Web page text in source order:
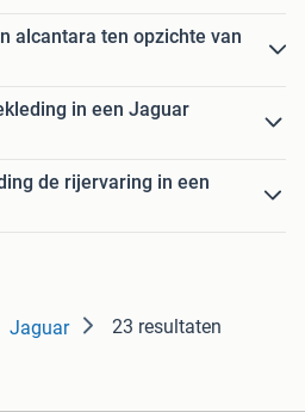
alcantara ten opzichte van
in een Jaguar
de rijervaring in een
Jaguar 23 resultaten